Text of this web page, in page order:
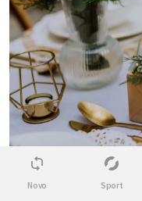
06. 08. 2026 20:38
Svadbeni poklon su
Novo Sport